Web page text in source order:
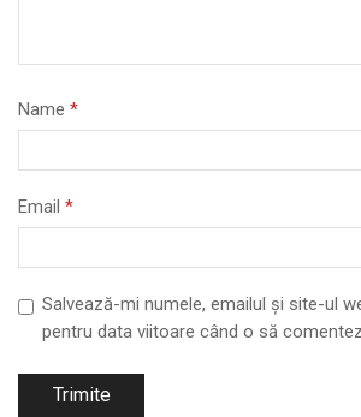
Name *
Email *
Salvează-mi numele, emailul și site-ul
pentru data viitoare când o să